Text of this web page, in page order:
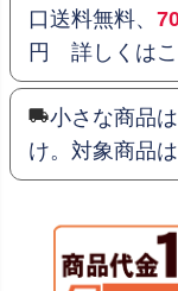
口送料無料、
円 詳しくはこ
小さな商品
け。対象商品